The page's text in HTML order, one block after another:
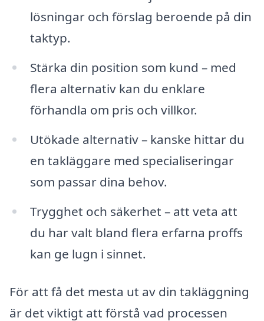
lösningar och förslag beroende på din
taktyp.
Stärka din position som kund – med
flera alternativ kan du enklare
förhandla om pris och villkor.
Utökade alternativ – kanske hittar du
en takläggare med specialiseringar
som passar dina behov.
Trygghet och säkerhet – att veta att
du har valt bland flera erfarna proffs
kan ge lugn i sinnet.
För att få det mesta ut av din takläggning
är det viktigt att förstå vad processen